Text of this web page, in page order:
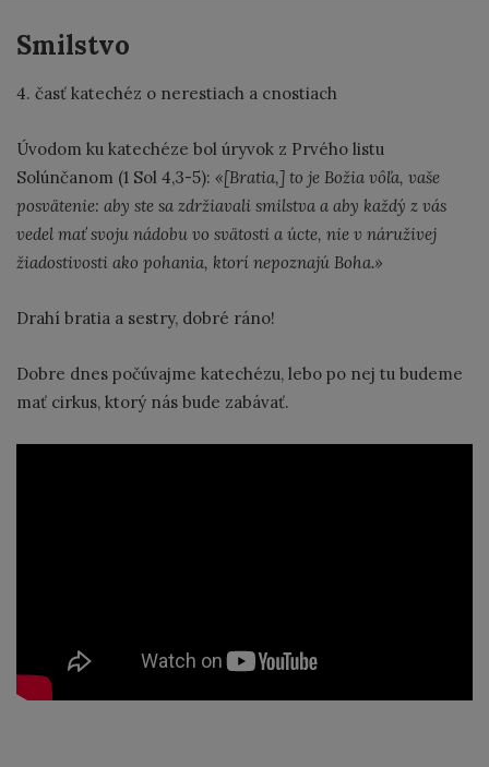
Smilstvo
4. časť katechéz o nerestiach a cnostiach
Úvodom ku katechéze bol úryvok z Prvého listu
Solúnčanom (1 Sol 4,3-5): «[Bratia,] to je Božia vôľa, vaše
posvätenie: aby ste sa zdržiavali smilstva a aby každý z vás
vedel mať svoju nádobu vo svätosti a úcte, nie v náruživej
žiadostivosti ako pohania, ktorí nepoznajú Boha.»
Drahí bratia a sestry, dobré ráno!
Dobre dnes počúvajme katechézu, lebo po nej tu budeme
mať cirkus, ktorý nás bude zabávať.